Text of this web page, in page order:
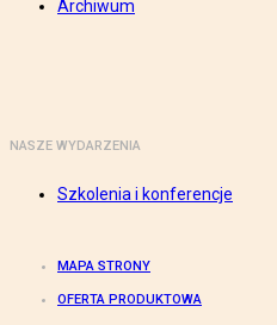
Archiwum
NASZE WYDARZENIA
Szkolenia i konferencje
MAPA STRONY
OFERTA PRODUKTOWA